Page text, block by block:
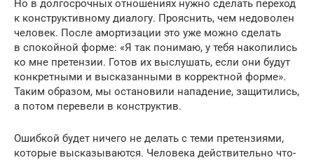
Но в долгосрочных отношениях нужно сделать переход
к конструктивному диалогу. Прояснить, чем недоволен
человек. После амортизации это уже можно сделать
в спокойной форме: «Я так понимаю, у тебя накопились
ко мне претензии. Готов их выслушать, если они будут
конкретными и высказанными в корректной форме».
Таким образом, мы остановили нападение, защитились,
а потом перевели в конструктив.
Ошибкой будет ничего не делать с теми претензиями,
которые высказываются. Человека действительно что-